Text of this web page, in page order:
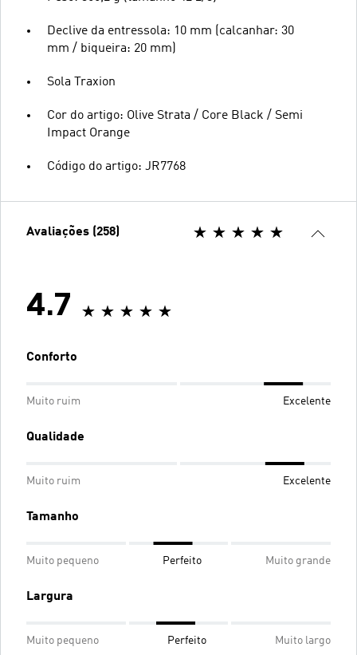
Declive da entressola: 10 mm (calcanhar: 30
mm / biqueira: 20 mm)
Sola Traxion
Cor do artigo: Olive Strata / Core Black / Semi
Impact Orange
Código do artigo: JR7768
Avaliações (258)
4.7
Conforto
Muito ruim Excelente
Qualidade
Muito ruim Excelente
Tamanho
Muito pequeno Perfeito Muito grande
Largura
Muito pequeno Perfeito Muito largo